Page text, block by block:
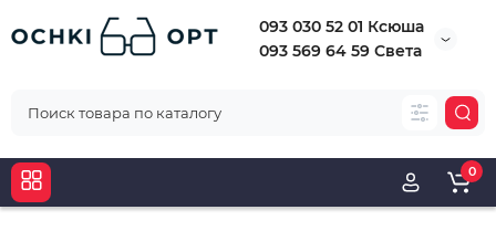
093 030 52 01 Ксюша
093 569 64 59 Света
0